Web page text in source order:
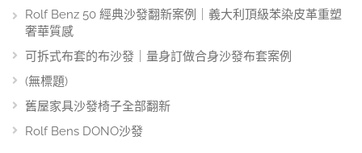
Rolf Benz 50 經典沙發翻新案例｜義大利頂級苯染皮革重塑
奢華質感
可拆式布套的布沙發｜量身訂做合身沙發布套案例
(無標題)
舊屋家具沙發椅子全部翻新
Rolf Bens DONO沙發